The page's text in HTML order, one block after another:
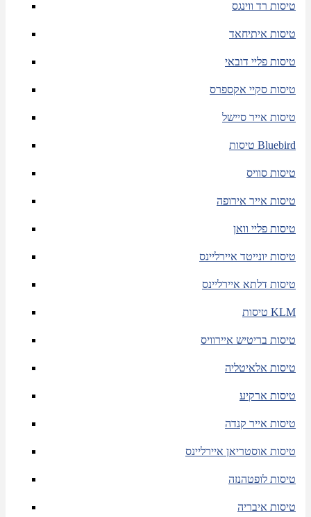
טיסות רד ווינגס
טיסות איתיחאד
טיסות פליי דובאי
טיסות סקיי אקספרס
טיסות אייר סיישל
טיסות Bluebird
טיסות סוויס
טיסות אייר אירופה
טיסות פליי וואן
טיסות יונייטד איירליינס
טיסות דלתא איירליינס
טיסות KLM
טיסות בריטיש איירוויס
טיסות אלאיטליה
טיסות ארקיע
טיסות אייר קנדה
טיסות אוסטריאן איירליינס
טיסות לופטהנזה
טיסות איבריה